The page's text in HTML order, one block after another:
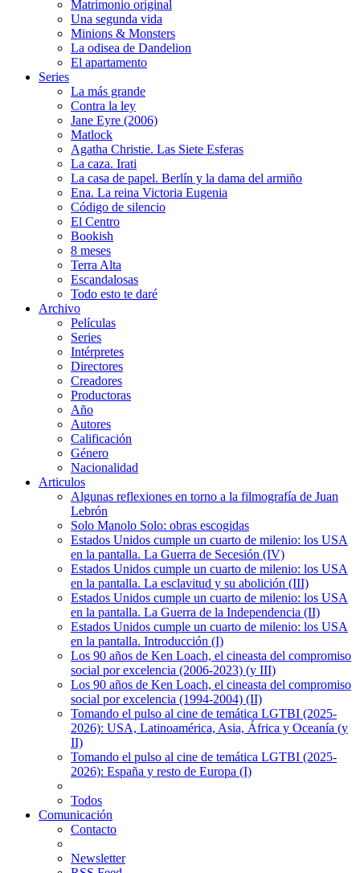
Matrimonio original
Una segunda vida
Minions & Monsters
La odisea de Dandelion
El apartamento
Series
La más grande
Contra la ley
Jane Eyre (2006)
Matlock
Agatha Christie. Las Siete Esferas
La caza. Irati
La casa de papel. Berlín y la dama del armiño
Ena. La reina Victoria Eugenia
Código de silencio
El Centro
Bookish
8 meses
Terra Alta
Escandalosas
Todo esto te daré
Archivo
Películas
Series
Intérpretes
Directores
Creadores
Productoras
Año
Autores
Calificación
Género
Nacionalidad
Articulos
Algunas reflexiones en torno a la filmografía de Juan
Lebrón
Solo Manolo Solo: obras escogidas
Estados Unidos cumple un cuarto de milenio: los USA
en la pantalla. La Guerra de Secesión (IV)
Estados Unidos cumple un cuarto de milenio: los USA
en la pantalla. La esclavitud y su abolición (III)
Estados Unidos cumple un cuarto de milenio: los USA
en la pantalla. La Guerra de la Independencia (II)
Estados Unidos cumple un cuarto de milenio: los USA
en la pantalla. Introducción (I)
Los 90 años de Ken Loach, el cineasta del compromiso
social por excelencia (2006-2023) (y III)
Los 90 años de Ken Loach, el cineasta del compromiso
social por excelencia (1994-2004) (II)
Tomando el pulso al cine de temática LGTBI (2025-
2026): USA, Latinoamérica, Asia, África y Oceanía (y
II)
Tomando el pulso al cine de temática LGTBI (2025-
2026): España y resto de Europa (I)
Todos
Comunicación
Contacto
Newsletter